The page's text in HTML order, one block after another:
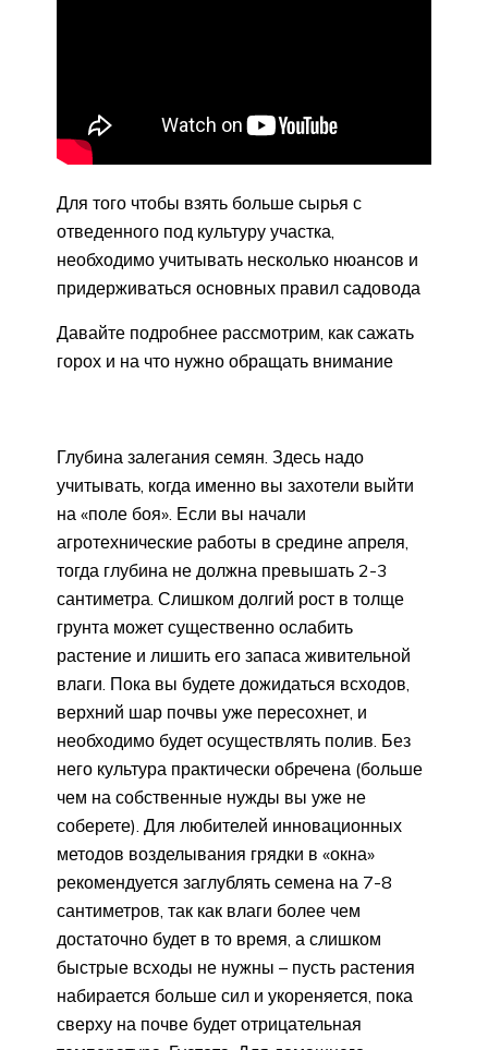
Для того чтобы взять больше сырья с
отведенного под культуру участка,
необходимо учитывать несколько нюансов и
придерживаться основных правил садовода
Давайте подробнее рассмотрим, как сажать
горох и на что нужно обращать внимание
Глубина залегания семян. Здесь надо
учитывать, когда именно вы захотели выйти
на «поле боя». Если вы начали
агротехнические работы в средине апреля,
тогда глубина не должна превышать 2-3
сантиметра. Слишком долгий рост в толще
грунта может существенно ослабить
растение и лишить его запаса живительной
влаги. Пока вы будете дожидаться всходов,
верхний шар почвы уже пересохнет, и
необходимо будет осуществлять полив. Без
него культура практически обречена (больше
чем на собственные нужды вы уже не
соберете). Для любителей инновационных
методов возделывания грядки в «окна»
рекомендуется заглублять семена на 7-8
сантиметров, так как влаги более чем
достаточно будет в то время, а слишком
быстрые всходы не нужны – пусть растения
набирается больше сил и укореняется, пока
сверху на почве будет отрицательная